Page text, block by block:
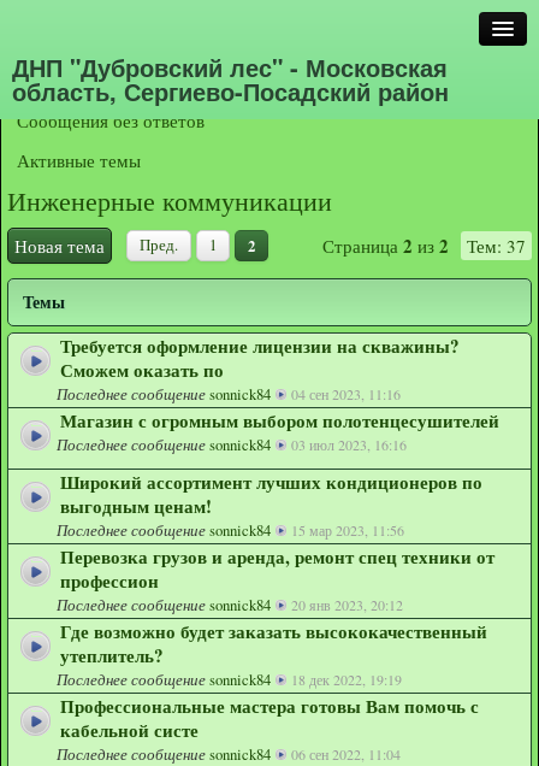
ДНП "Дубровский лес" - Московская
область, Сергиево-Посадский район
Регистрация
Вход
Поиск
Расширенный поиск
СТРОИТЕЛЬСТВО, РЕМОНТ, САД,
Сообщения без ответов
Активные темы
Инженерные коммуникации
Новая тема Тем: 37
Пред. 1 2 Страница 2 из 2
Темы
Требуется оформление лицензии на скважины?
Сможем оказать по
Последнее сообщениеsonnick84 04 сен 2023, 11:16
Магазин с огромным выбором полотенцесушителей
Последнее сообщениеsonnick84 03 июл 2023, 16:16
Широкий ассортимент лучших кондиционеров по
выгодным ценам!
Последнее сообщениеsonnick84 15 мар 2023, 11:56
Перевозка грузов и аренда, ремонт спец техники от
профессион
Последнее сообщениеsonnick84 20 янв 2023, 20:12
Где возможно будет заказать высококачественный
утеплитель?
Последнее сообщениеsonnick84 18 дек 2022, 19:19
Профессиональные мастера готовы Вам помочь с
кабельной систе
Последнее сообщениеsonnick84 06 сен 2022, 11:04